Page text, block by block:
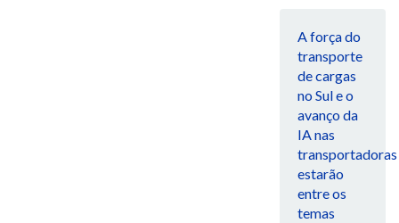
A força do
transporte
de cargas
no Sul e o
avanço da
IA nas
transportadoras
estarão
entre os
temas